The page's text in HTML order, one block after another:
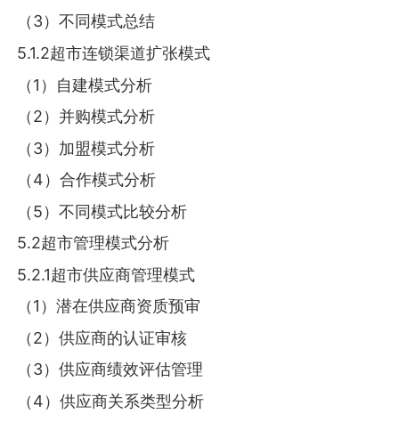
（3）不同模式总结
5.1.2超市连锁渠道扩张模式
（1）自建模式分析
（2）并购模式分析
（3）加盟模式分析
（4）合作模式分析
（5）不同模式比较分析
5.2超市管理模式分析
5.2.1超市供应商管理模式
（1）潜在供应商资质预审
（2）供应商的认证审核
（3）供应商绩效评估管理
（4）供应商关系类型分析